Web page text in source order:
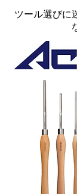
ツール選びに